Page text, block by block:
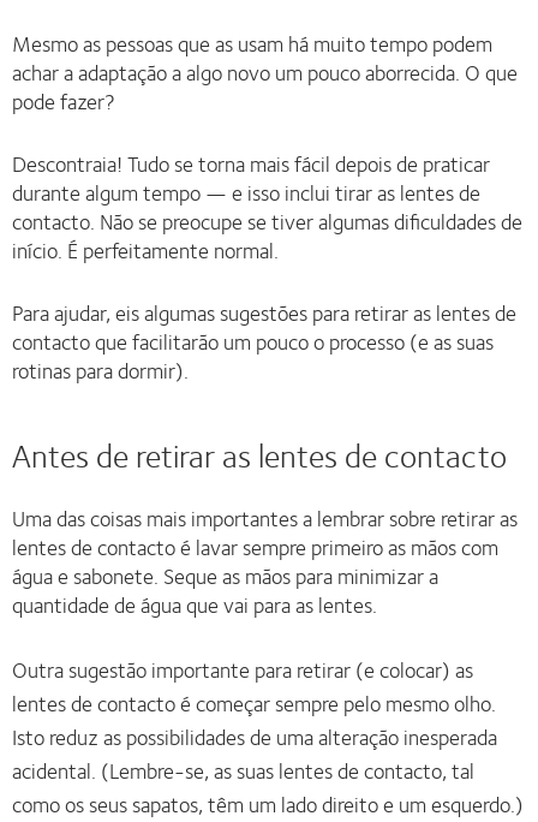
Mesmo as pessoas que as usam há muito tempo podem
achar a adaptação a algo novo um pouco aborrecida. O que
pode fazer?
Descontraia! Tudo se torna mais fácil depois de praticar
durante algum tempo — e isso inclui tirar as lentes de
contacto. Não se preocupe se tiver algumas dificuldades de
início. É perfeitamente normal.
Para ajudar, eis algumas sugestões para retirar as lentes de
contacto que facilitarão um pouco o processo (e as suas
rotinas para dormir).
Antes de retirar as lentes de contacto
Uma das coisas mais importantes a lembrar sobre retirar as
lentes de contacto é lavar sempre primeiro as mãos com
água e sabonete. Seque as mãos para minimizar a
quantidade de água que vai para as lentes.
Outra sugestão importante para retirar (e colocar) as
lentes de contacto é começar sempre pelo mesmo olho.
Isto reduz as possibilidades de uma alteração inesperada
acidental. (Lembre-se, as suas lentes de contacto, tal
como os seus sapatos, têm um lado direito e um esquerdo.)